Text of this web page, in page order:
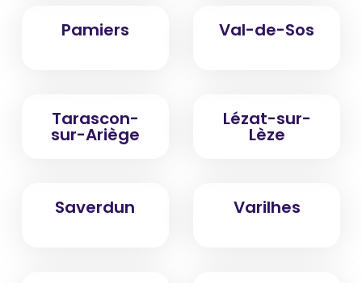
Pamiers Val-de-Sos
Tarascon-
sur-Ariège
Lézat-sur-
Lèze
Saverdun Varilhes